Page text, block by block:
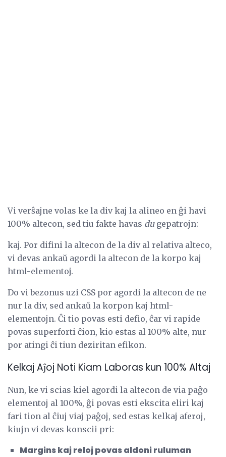
Vi verŝajne volas ke la div kaj la alineo en ĝi havi
100% altecon, sed tiu fakte havas dugepatrojn:
kaj. Por difini la altecon de la div al relativa alteco,
vi devas ankaŭ agordi la altecon de la korpo kaj
html-elementoj.
Do vi bezonus uzi CSS por agordi la altecon de ne
nur la div, sed ankaŭ la korpon kaj html-
elementojn. Ĉi tio povas esti defio, ĉar vi rapide
povas superforti ĉion, kio estas al 100% alte, nur
por atingi ĉi tiun deziritan efikon.
Kelkaj Aĵoj Noti Kiam Laboras kun 100% Altaj
Nun, ke vi scias kiel agordi la altecon de via paĝo
elementoj al 100%, ĝi povas esti ekscita eliri kaj
fari tion al ĉiuj viaj paĝoj, sed estas kelkaj aferoj,
kiujn vi devas konscii pri:
Margins kaj reloj povas aldoni ruluman